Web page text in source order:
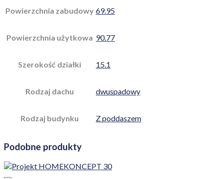
Powierzchnia zabudowy 69.95
Powierzchnia użytkowa 90.77
Szerokość działki 15.1
Rodzaj dachu dwuspadowy
Rodzaj budynku Z poddaszem
Podobne produkty